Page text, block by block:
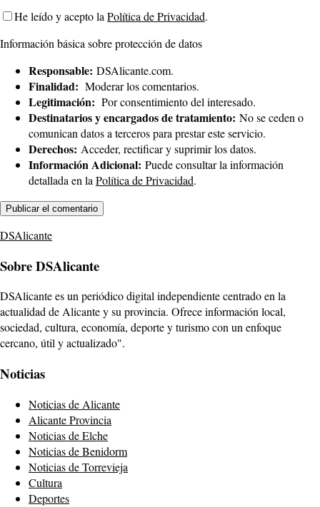
He leído y acepto la Política de Privacidad.
Información básica sobre protección de datos
Responsable: DSAlicante.com.
Finalidad: Moderar los comentarios.
Legitimación: Por consentimiento del interesado.
Destinatarios y encargados de tratamiento: No se ceden o
comunican datos a terceros para prestar este servicio.
Derechos: Acceder, rectificar y suprimir los datos.
Información Adicional: Puede consultar la información
detallada en la Política de Privacidad.
DSAlicante
Sobre DSAlicante
DSAlicante es un periódico digital independiente centrado en la
actualidad de Alicante y su provincia. Ofrece información local,
sociedad, cultura, economía, deporte y turismo con un enfoque
cercano, útil y actualizado".
Noticias
Noticias de Alicante
Alicante Provincia
Noticias de Elche
Noticias de Benidorm
Noticias de Torrevieja
Cultura
Deportes